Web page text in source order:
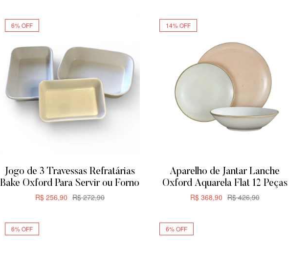
6% OFF
Jogo de 3 Travessas Refratárias
Bake Oxford Para Servir ou Forno
R$272,90
R$256,90
14% OFF
Aparelho de Jantar Lanche
Oxford Aquarela Flat 12 Peças
R$426,90
R$368,90
6% OFF 6% OFF